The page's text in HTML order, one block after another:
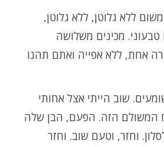
ללא גלוטן, ללא גלוטן,
טבעוני. מכינים משלושה
אחת, ללא אפייה ואתם תהנו
שוב הייתי אצל אחותי
המשולם הזה. הפעם, הבן שלה
וחזר, וטעם שוב. וחזר